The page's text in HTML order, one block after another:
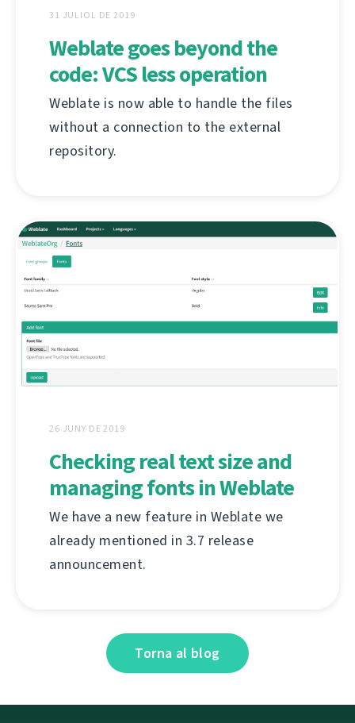
31 JULIOL DE 2019
Weblate goes beyond the
code: VCS less operation
Weblate is now able to handle the files
without a connection to the external
repository.
26 JUNY DE 2019
Checking real text size and
managing fonts in Weblate
We have a new feature in Weblate we
already mentioned in 3.7 release
announcement.
Torna al blog